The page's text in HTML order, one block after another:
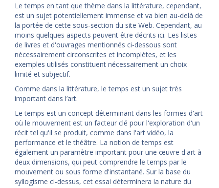
Le temps en tant que thème dans la littérature, cependant,
est un sujet potentiellement immense et va bien au-delà de
la portée de cette sous-section du site Web. Cependant, au
moins quelques aspects peuvent être décrits ici. Les listes
de livres et d'ouvrages mentionnés ci-dessous sont
nécessairement circonscrites et incomplètes, et les
exemples utilisés constituent nécessairement un choix
limité et subjectif.
Comme dans la littérature, le temps est un sujet très
important dans l’art.
Le temps est un concept déterminant dans les formes d'art
où le mouvement est un facteur clé pour l'exploration d'un
récit tel qu'il se produit, comme dans l'art vidéo, la
performance et le théâtre. La notion de temps est
également un paramètre important pour une œuvre d'art à
deux dimensions, qui peut comprendre le temps par le
mouvement ou sous forme d'instantané. Sur la base du
syllogisme ci-dessus, cet essai déterminera la nature du